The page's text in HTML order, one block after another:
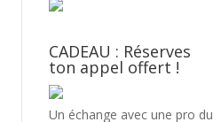
CADEAU : Réserves
ton appel offert !
Un échange avec une pro du